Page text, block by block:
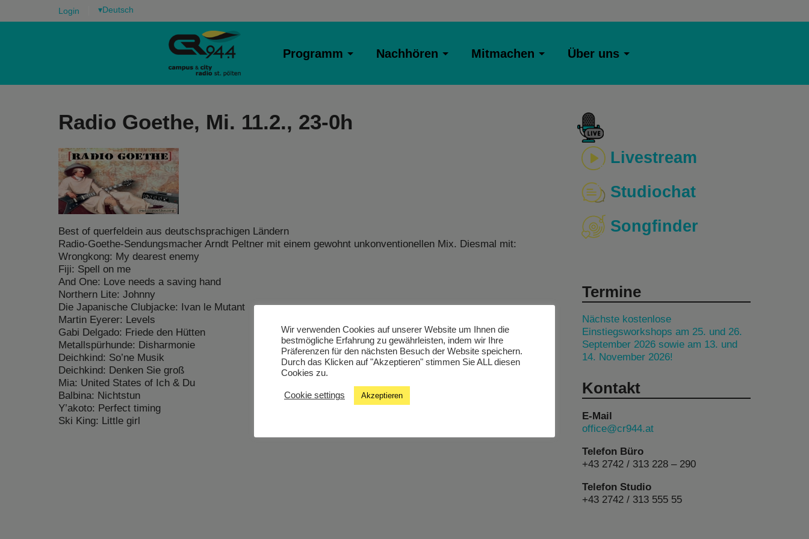
Login ▾
Programm Nachhören Mitmachen Über uns
Radio Goethe, Mi. 11.2., 23-0h
Best of querfeldein aus deutschsprachigen Ländern
Radio-Goethe-Sendungsmacher Arndt Peltner mit einem gewohnt unkonventionellen Mix. Diesmal mit:
Wrongkong: My dearest enemy
Fiji: Spell on me
And One: Love needs a saving hand
Northern Lite: Johnny
Die Japanische Clubjacke: Ivan le Mutant
Martin Eyerer: Levels
Gabi Delgado: Friede den Hütten
Metallspürhunde: Disharmonie
Deichkind: So’ne Musik
Deichkind: Denken Sie groß
Mia: United States of Ich & Du
Balbina: Nichtstun
Y’akoto: Perfect timing
Ski King: Little girl
Livestream
Studiochat
Songfinder
Termine
Nächste kostenlose
Einstiegsworkshops am 25. und 26.
September 2026 sowie am 13. und
14. November 2026!
Kontakt
E-Mail
office@cr944.at
Telefon Büro
+43 2742 / 313 228 – 290
Telefon Studio
+43 2742 / 313 555 55
Wir verwenden Cookies auf unserer Website um Ihnen die
bestmögliche Erfahrung zu gewährleisten, indem wir Ihre
Präferenzen für den nächsten Besuch der Website speichern.
Durch das Klicken auf "Akzeptieren" stimmen Sie ALL diesen
Cookies zu.
Cookie settings Akzeptieren